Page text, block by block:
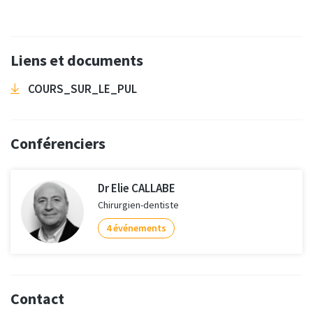
Liens et documents
COURS_SUR_LE_PUL
Conférenciers
Dr Elie CALLABE
Chirurgien-dentiste
4 événements
Contact